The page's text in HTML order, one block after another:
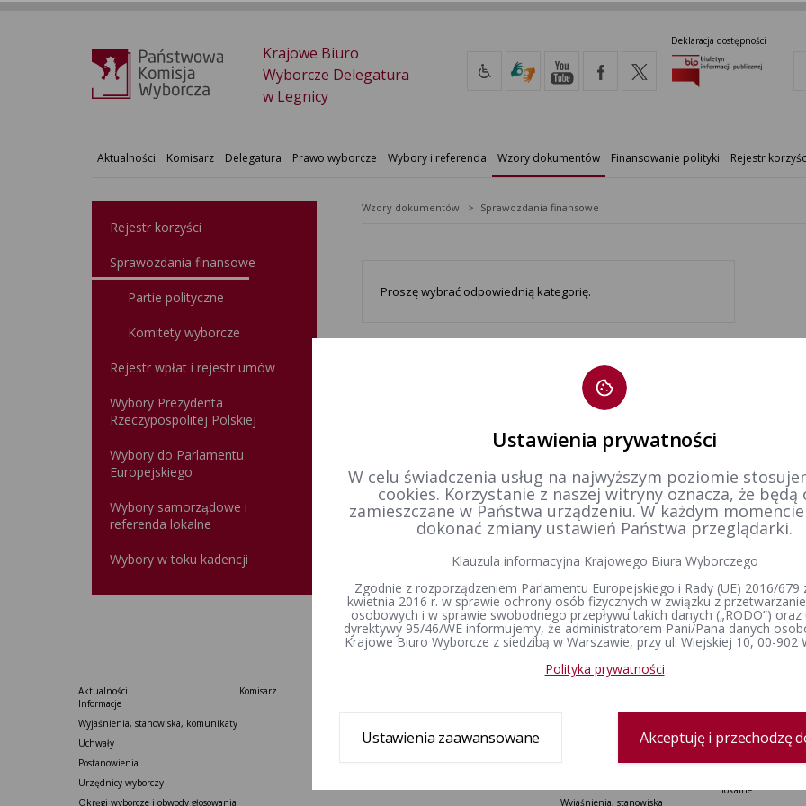
Krajowe Biuro
Wyborcze Delegatura
w Legnicy
Deklaracja dostępności
Aktualności Komisarz Delegatura Prawo wyborcze Wybory i referenda Wzory dokumentów Finansowanie polityki Rejestr
Rejestr korzyści
Sprawozdania finansowe
Partie polityczne
Komitety wyborcze
Rejestr wpłat i rejestr umów
Wybory Prezydenta
Rzeczypospolitej Polskiej
Wybory do Parlamentu
Europejskiego
Wybory samorządowe i
referenda lokalne
Wybory w toku kadencji
Wzory dokumentów Sprawozdania finansowe
Proszę wybrać odpowiednią kategorię.
Aktualności
Informacje
Wyjaśnienia, stanowiska, komunikaty
Uchwały
Postanowienia
Urzędnicy wyborczy
Okręgi wyborcze i obwody głosowania
Komisarz
Ustawa o referendum ogólnokrajowym
Ustawa o referendum lokalnym
Wyjaśnienia, stanowiska i
Wybory do Sejmu i
lokalne
Ustawienia prywatności
W celu świadczenia usług na najwyższym poziomie
cookies. Korzystanie z naszej witryny oznacza, że będą
zamieszczane w Państwa urządzeniu. W każdym
dokonać zmiany ustawień Państwa przeglądarki.
Klauzula informacyjna Krajowego Biura Wyborczego
Zgodnie z rozporządzeniem Parlamentu Europejskiego i Rady (UE) 2016/679
kwietnia 2016 r. w sprawie ochrony osób fizycznych w związku z
osobowych i w sprawie swobodnego przepływu takich danych („RODO”) oraz
dyrektywy 95/46/WE informujemy, że administratorem Pani/Pana danych
Krajowe Biuro Wyborcze z siedzibą w Warszawie, przy ul. Wiejskiej 10, 00-902
Polityka prywatności
Ustawienia zaawansowane Akceptuję i przechodzę